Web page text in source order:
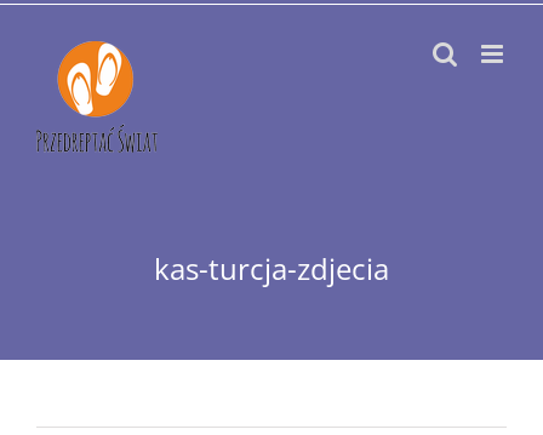
Przejdź
zawartości
kas-turcja-zdjecia